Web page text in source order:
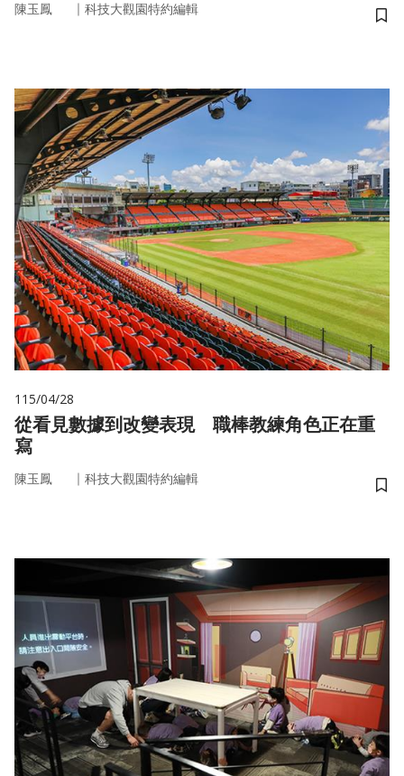
陳玉鳳 ｜ 科技大觀園特約編輯
儲
115/04/28
從看見數據到改變表現 職棒教練角色正在重
寫
陳玉鳳 ｜ 科技大觀園特約編輯
儲